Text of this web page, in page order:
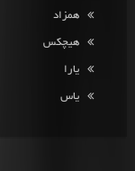
همزاد
هیچکس
یارا
یاس